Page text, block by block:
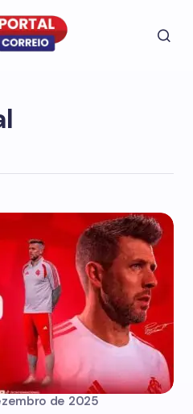
de 2025